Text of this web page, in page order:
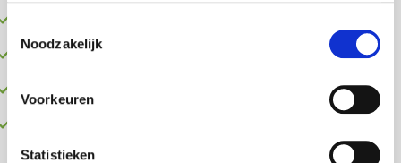
Toestemmingsselectie
Noodzakelijk
Voorkeuren
Statistieken
Lagere energierekening